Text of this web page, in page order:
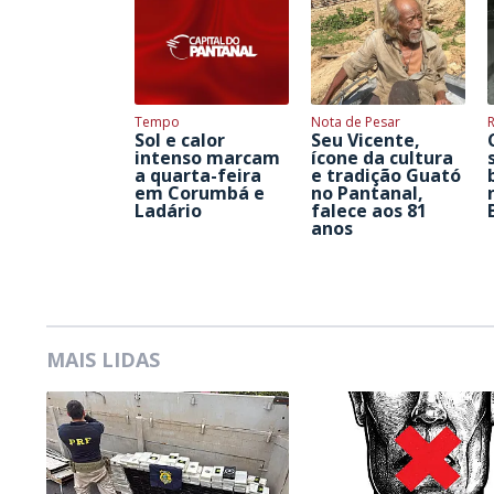
Tempo
Sol e calor
intenso marcam
a quarta-feira
em Corumbá e
Ladário
Nota de Pesar
Seu Vicente,
ícone da cultura
e tradição Guató
no Pantanal,
falece aos 81
anos
MAIS LIDAS